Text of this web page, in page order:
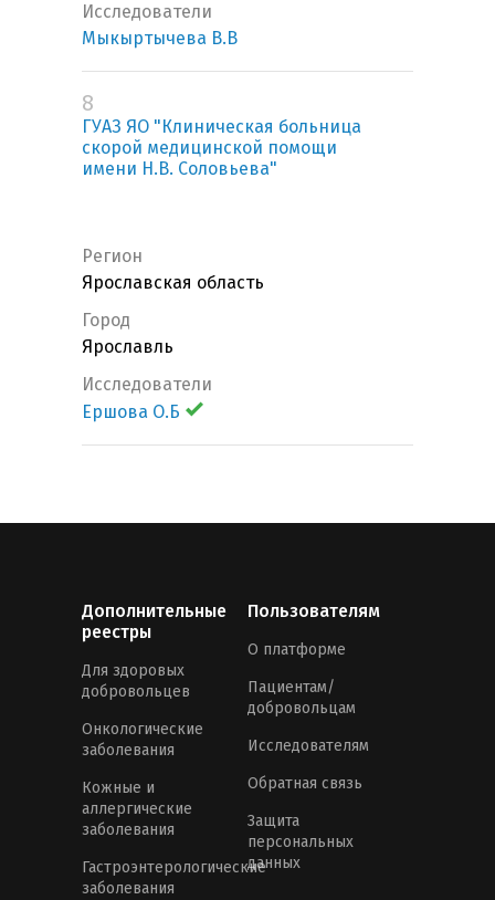
Исследователи
Мыкыртычева В.В
8
ГУАЗ ЯО "Клиническая больница
скорой медицинской помощи
имени Н.В. Соловьева"
Регион
Ярославская область
Город
Ярославль
Исследователи
Ершова О.Б
Дополнительные
реестры
Для здоровых
добровольцев
Онкологические
заболевания
Кожные и
аллергические
заболевания
Гастроэнтерологические
заболевания
Пользователям
О платформе
Пациентам/
добровольцам
Исследователям
Обратная связь
Защита
персональных
данных